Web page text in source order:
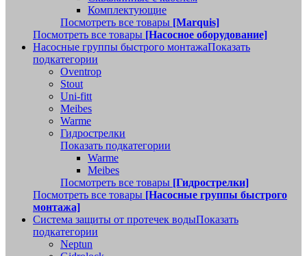
Комплектующие
Посмотреть все товары [Marquis]
Посмотреть все товары [Насосное оборудование]
Насосные группы быстрого монтажаПоказать
подкатегории
Oventrop
Stout
Uni-fitt
Meibes
Warme
Гидрострелки
Показать подкатегории
Warme
Meibes
Посмотреть все товары [Гидрострелки]
Посмотреть все товары [Насосные группы быстрого
монтажа]
Система защиты от протечек водыПоказать
подкатегории
Neptun